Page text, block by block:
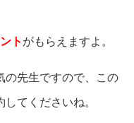
ト がもらえますよ。
の先生ですので、この
てくださいね。